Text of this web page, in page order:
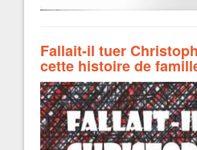
Fallait-il tuer
cette histoire de